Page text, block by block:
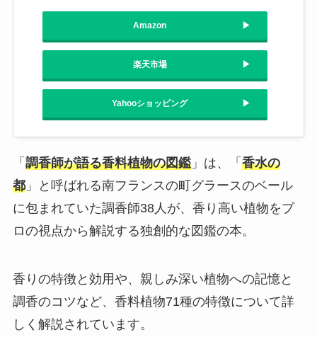
Amazon
楽天市場
Yahooショッピング
「 調香師が語る香料植物の図鑑」は、「 香水の
都」と呼ばれる南フランスの町グラースのベール
に包まれていた調香師38人が、香り高い植物をプ
ロの視点から解説する独創的な図鑑の本。
香りの特徴と効用や、親しみ深い植物への記憶と
調香のコツなど、香料植物71種の特徴について詳
しく解説されています。